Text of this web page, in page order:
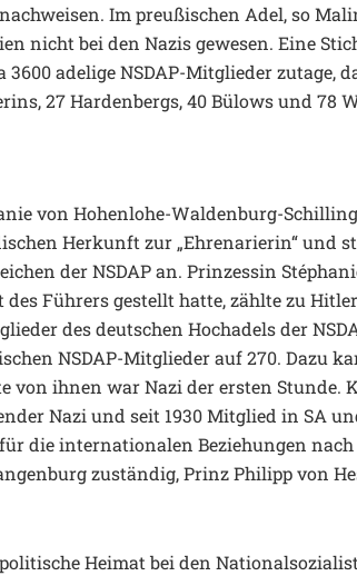
Im preußischen Adel, so
nicht bei den Nazis gewesen. Eine
adelige NSDAP-Mitglieder zutage,
27 Hardenbergs, 40 Bülows und 78
von Hohenlohe-Waldenburg-
Herkunft zur „Ehrenarierin“ und
der NSDAP an. Prinzessin
Führers gestellt hatte, zählte zu
des deutschen Hochadels der
NSDAP-Mitglieder auf 270. Dazu
von ihnen war Nazi der ersten Stunde.
Nazi und seit 1930 Mitglied in SA
die internationalen Beziehungen
zuständig, Prinz Philipp von
Heimat bei den